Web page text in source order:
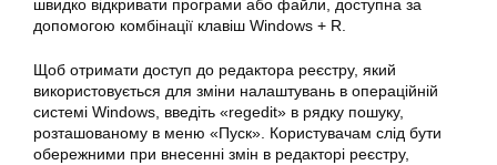
швидко відкривати програми або файли, доступна за
допомогою комбінації клавіш Windows + R.
Щоб отримати доступ до редактора реєстру, який
використовується для зміни налаштувань в операційній
системі Windows, введіть «regedit» в рядку пошуку,
розташованому в меню «Пуск». Користувачам слід бути
обережними при внесенні змін в редакторі реєстру,